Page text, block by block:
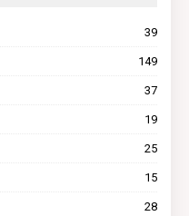
39
149
37
19
25
15
28